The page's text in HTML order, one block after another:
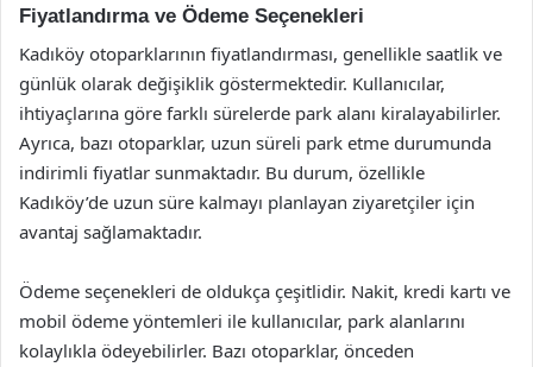
Fiyatlandırma ve Ödeme Seçenekleri
Kadıköy otoparklarının fiyatlandırması, genellikle saatlik ve
günlük olarak değişiklik göstermektedir. Kullanıcılar,
ihtiyaçlarına göre farklı sürelerde park alanı kiralayabilirler.
Ayrıca, bazı otoparklar, uzun süreli park etme durumunda
indirimli fiyatlar sunmaktadır. Bu durum, özellikle
Kadıköy’de uzun süre kalmayı planlayan ziyaretçiler için
avantaj sağlamaktadır.
Ödeme seçenekleri de oldukça çeşitlidir. Nakit, kredi kartı ve
mobil ödeme yöntemleri ile kullanıcılar, park alanlarını
kolaylıkla ödeyebilirler. Bazı otoparklar, önceden